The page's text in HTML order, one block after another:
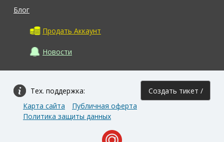
Блог
Продать Аккаунт
Новости
Тех. поддержка: Создать тикет /
Карта сайта
Публичная оферта
Политика защиты данных